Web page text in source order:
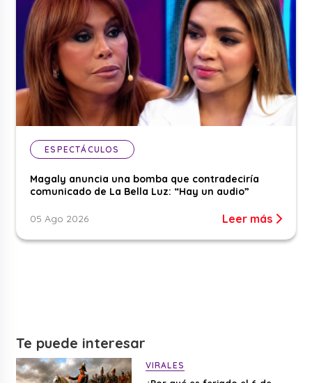
ESPECTÁCULOS
Magaly anuncia una bomba que contradeciría
comunicado de La Bella Luz: “Hay un audio”
05 Ago 2026 Leer más
Te puede interesar
VIRALES